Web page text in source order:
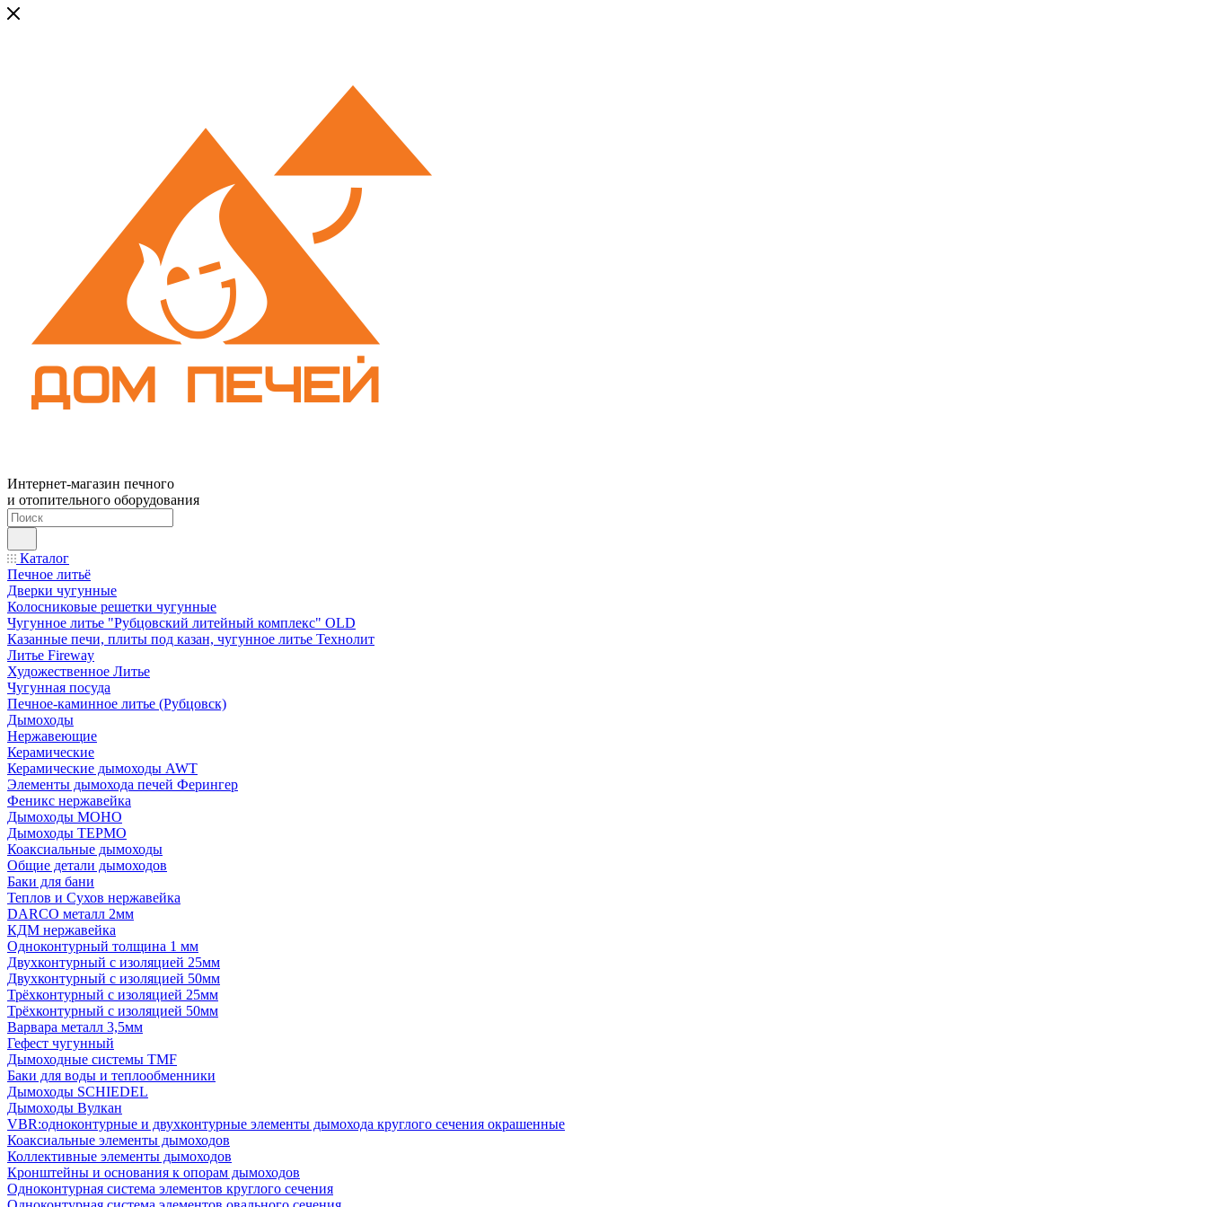
Интернет-магазин печного
и отопительного оборудования
Каталог
Печное литьё
Дверки чугунные
Колосниковые решетки чугунные
Чугунное литье "Рубцовский литейный комплекс" OLD
Казанные печи, плиты под казан, чугунное литье Технолит
Литье Fireway
Художественное Литье
Чугунная посуда
Печное-каминное литье (Рубцовск)
Дымоходы
Нержавеющие
Керамические
Керамические дымоходы AWT
Элементы дымохода печей Ферингер
Феникс нержавейка
Дымоходы МОНО
Дымоходы ТЕРМО
Коаксиальные дымоходы
Общие детали дымоходов
Баки для бани
Теплов и Сухов нержавейка
DARCO металл 2мм
КДМ нержавейка
Одноконтурный толщина 1 мм
Двухконтурный с изоляцией 25мм
Двухконтурный с изоляцией 50мм
Трёхконтурный с изоляцией 25мм
Трёхконтурный с изоляцией 50мм
Варвара металл 3,5мм
Гефест чугунный
Дымоходные системы TMF
Баки для воды и теплообменники
Дымоходы SCHIEDEL
Дымоходы Вулкан
VBR:одноконтурные и двухконтурные элементы дымохода круглого сечения окрашенные
Коаксиальные элементы дымоходов
Коллективные элементы дымоходов
Кронштейны и основания к опорам дымоходов
Одноконтурная система элементов круглого сечения